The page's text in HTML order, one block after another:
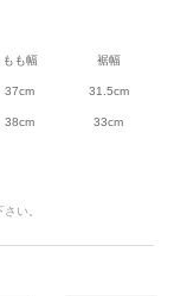
もも幅 裾幅
37cm 31.5cm
38cm 33cm
い。